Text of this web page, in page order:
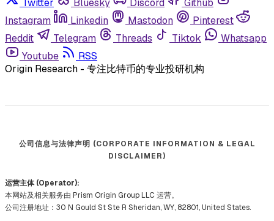
Twitter Bluesky Discord
Github
Instagram
Linkedin Mastodon
Pinterest
Reddit
Telegram Threads Tiktok
Whatsapp
Youtube
RSS
Origin Research - 专注比特币的专业投研机构
公司信息与法律声明 (CORPORATE INFORMATION & LEGAL
DISCLAIMER)
运营主体 (Operator):
本网站及相关服务由 Prism Origin Group LLC 运营。
公司注册地址：30 N Gould St Ste R Sheridan, WY, 82801, United States.